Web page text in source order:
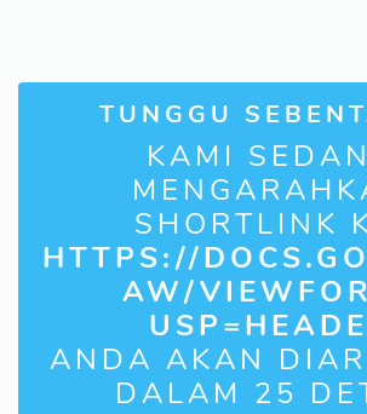
TUNGGU
KAMI
SHORTLINK
HTTPS://
AW/
ANDA AKAN
DALAM 24